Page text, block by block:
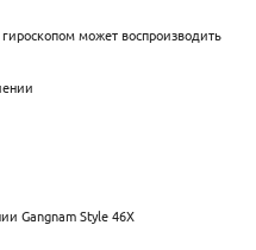
может воспроизводить
Gangnam Style 46X